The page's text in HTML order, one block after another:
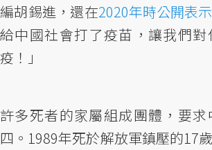
編胡錫進，還在2020年時公開表示
給中國社會打了疫苗，讓我們
疫！」
許多死者的家屬組成團體，要
四。1989年死於解放軍鎮壓的17